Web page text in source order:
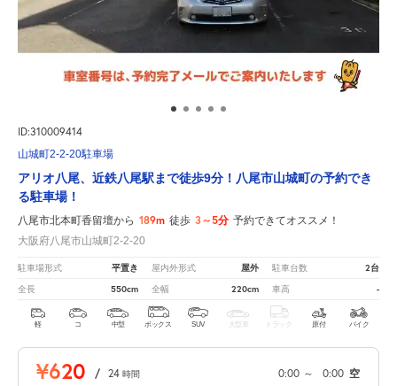
ID:310009414
山城町2-2-20駐車場
アリオ八尾、近鉄八尾駅まで徒歩9分！八尾市山城町の予約でき
る駐車場！
八尾市北本町香留壇から 189m 徒歩 3～5分 予約できてオススメ！
大阪府八尾市山城町2-2-20
駐車場形式 平置き 屋内外形式 屋外 駐車台数 2台
全長 550cm 全幅 220cm 車高 -
軽 コ 中型 ボックス SUV 大型車 トラック 原付 バイク
¥620 / 24 時間 0:00 ～ 0:00 空